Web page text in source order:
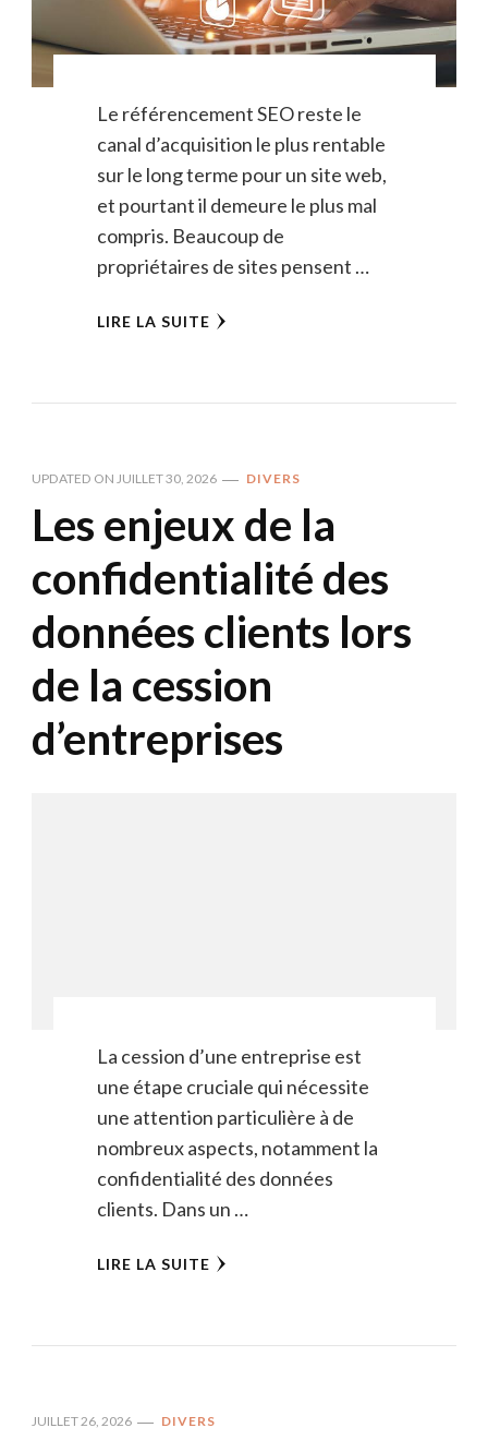
Le référencement SEO reste le
canal d’acquisition le plus rentable
sur le long terme pour un site web,
et pourtant il demeure le plus mal
compris. Beaucoup de
propriétaires de sites pensent …
LIRE LA SUITE
UPDATED ON JUILLET 30, 2026 DIVERS
Les enjeux de la
confidentialité des
données clients lors
de la cession
d’entreprises
La cession d’une entreprise est
une étape cruciale qui nécessite
une attention particulière à de
nombreux aspects, notamment la
confidentialité des données
clients. Dans un …
LIRE LA SUITE
JUILLET 26, 2026 DIVERS